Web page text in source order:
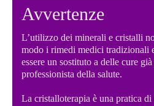
Avvertenze
L’utilizzo dei minerali e cristalli
modo i rimedi medici tradizionali
essere un sostituto a delle cure
professionista della salute.
La cristalloterapia è una pratica